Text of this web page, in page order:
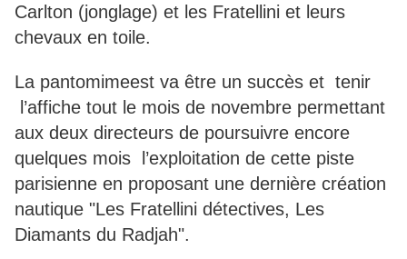
Carlton (jonglage) et les Fratellini et leurs
chevaux en toile.
La pantomimeest va être un succès et tenir
l’affiche tout le mois de novembre permettant
aux deux directeurs de poursuivre encore
quelques mois l’exploitation de cette piste
parisienne en proposant une dernière création
nautique "Les Fratellini détectives, Les
Diamants du Radjah".